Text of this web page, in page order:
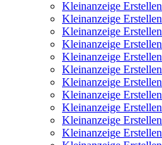
Kleinanzeige Erstellen
Kleinanzeige Erstellen
Kleinanzeige Erstellen
Kleinanzeige Erstellen
Kleinanzeige Erstellen
Kleinanzeige Erstellen
Kleinanzeige Erstellen
Kleinanzeige Erstellen
Kleinanzeige Erstellen
Kleinanzeige Erstellen
Kleinanzeige Erstellen